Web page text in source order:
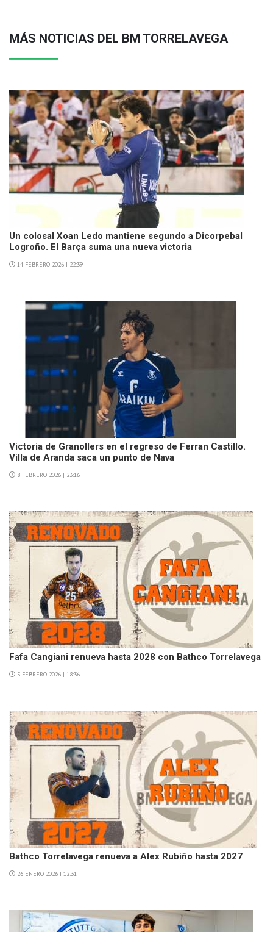
MÁS NOTICIAS DEL BM TORRELAVEGA
Un colosal Xoan Ledo mantiene segundo a Dicorpebal
Logroño. El Barça suma una nueva victoria
14 FEBRERO 2026 | 22:39
Victoria de Granollers en el regreso de Ferran Castillo.
Villa de Aranda saca un punto de Nava
8 FEBRERO 2026 | 23:16
Fafa Cangiani renueva hasta 2028 con Bathco Torrelavega
5 FEBRERO 2026 | 18:36
Bathco Torrelavega renueva a Alex Rubiño hasta 2027
26 ENERO 2026 | 12:31